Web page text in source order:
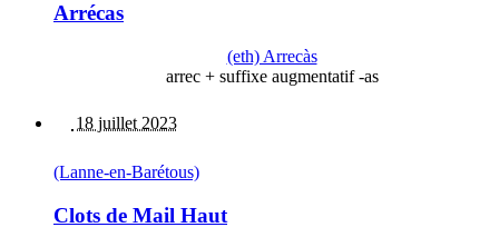
Arrécas
(eth) Arrecàs
arrec + suffixe augmentatif -as
18 juillet 2023
(Lanne-en-Barétous)
Clots de Mail Haut